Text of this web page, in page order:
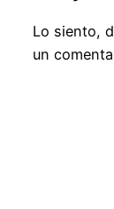
Lo siento,
un